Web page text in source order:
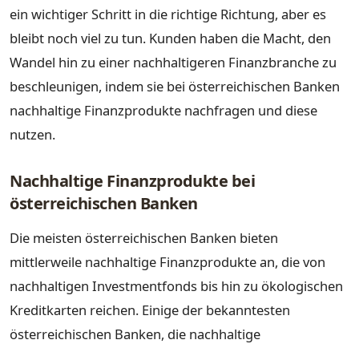
ein wichtiger Schritt in die richtige Richtung, aber es
bleibt noch viel zu tun. Kunden haben die Macht, den
Wandel hin zu einer nachhaltigeren Finanzbranche zu
beschleunigen, indem sie bei österreichischen Banken
nachhaltige Finanzprodukte nachfragen und diese
nutzen.
Nachhaltige Finanzprodukte bei
österreichischen Banken
Die meisten österreichischen Banken bieten
mittlerweile nachhaltige Finanzprodukte an, die von
nachhaltigen Investmentfonds bis hin zu ökologischen
Kreditkarten reichen. Einige der bekanntesten
österreichischen Banken, die nachhaltige